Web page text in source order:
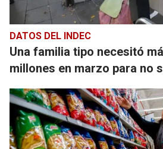
DATOS DEL INDEC
Una familia tipo necesitó
millones en marzo para no